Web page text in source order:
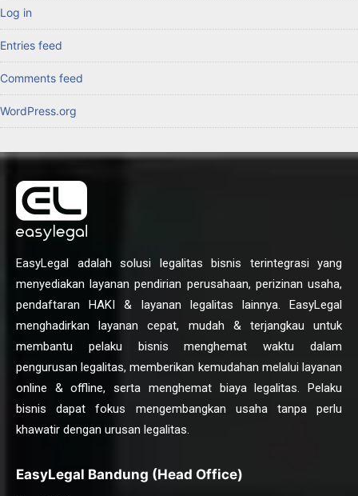
Log in
Entries feed
Comments feed
WordPress.org
EasyLegal adalah solusi legalitas bisnis terintegrasi yang
menyediakan layanan pendirian perusahaan, perizinan usaha,
pendaftaran HAKI & layanan legalitas lainnya. EasyLegal
menghadirkan layanan cepat, mudah & terjangkau untuk
membantu pelaku bisnis menghemat waktu dalam
pengurusan legalitas, memberikan kemudahan melalui layanan
online & offline, serta menghemat biaya legalitas. Pelaku
bisnis dapat fokus mengembangkan usaha tanpa perlu
khawatir dengan urusan legalitas.
EasyLegal Bandung (Head Office)